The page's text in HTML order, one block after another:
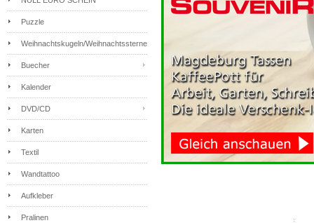
Puzzle
Weihnachtskugeln/Weihnachtssterne
Buecher
Kalender
DVD/CD
Karten
Textil
Wandtattoo
Aufkleber
Pralinen